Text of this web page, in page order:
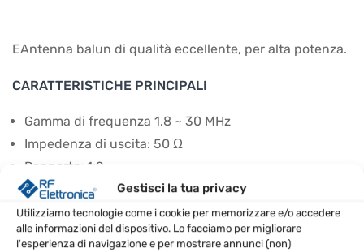
Gestisci la tua privacy
Utilizziamo tecnologie come i cookie per memorizzare e/o accedere
alle informazioni del dispositivo. Lo facciamo per migliorare
l'esperienza di navigazione e per mostrare annunci (non)
EAntenna balun di qualità eccellente, per alta potenza.
CARATTERISTICHE PRINCIPALI
Gamma di frequenza 1.8 ~ 30 MHz
Impedenza di uscita: 50 Ω
Rapporto: 1:9
Max. Potenza: 3 kW PEP
Connettore: SO-239 Amphenol con isolante ceramico
Cassa: ABS nero